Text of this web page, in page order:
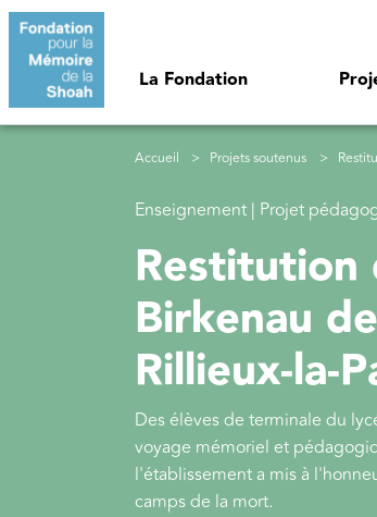
Aller au contenu principal
La Fondation
Fil d'Ariane
Accueil Projets soutenus
Enseignement | Projet
Restitution
Birkenau
Rillieux-la-
Des élèves de terminale du
voyage mémoriel et
l'établissement a mis à
camps de la mort.